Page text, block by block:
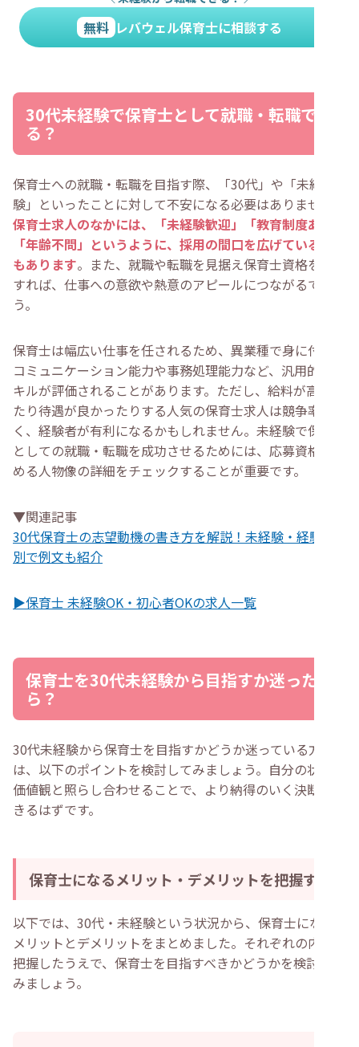
無料 レバウェル保育士に相談する
30代未経験で保育士として就職・転職でき
る？
保育士への就職・転職を目指す際、「30代」や「未経
験」といったことに対して不安になる必要はありません。
保育士求人のなかには、「未経験歓迎」「教育制度あり」
「年齢不問」というように、採用の間口を広げているもの
もあります。また、就職や転職を見据え保育士資格を取得
すれば、仕事への意欲や熱意のアピールにつながるでしょ
う。
保育士は幅広い仕事を任されるため、異業種で身に付けた
コミュニケーション能力や事務処理能力など、汎用的なス
キルが評価されることがあります。ただし、給料が高かっ
たり待遇が良かったりする人気の保育士求人は競争率が高
く、経験者が有利になるかもしれません。未経験で保育士
としての就職・転職を成功させるためには、応募資格や求
める人物像の詳細をチェックすることが重要です。
▼関連記事
30代保育士の志望動機の書き方を解説！未経験・経験者
別で例文も紹介
▶保育士 未経験OK・初心者OKの求人一覧
保育士を30代未経験から目指すか迷った
ら？
30代未経験から保育士を目指すかどうか迷っている方
は、以下のポイントを検討してみましょう。自分の状況や
価値観と照らし合わせることで、より納得のいく決断がで
きるはずです。
保育士になるメリット・デメリットを把握する
以下では、30代・未経験という状況から、保育士になる
メリットとデメリットをまとめました。それぞれの内容を
把握したうえで、保育士を目指すべきかどうかを検討して
みましょう。